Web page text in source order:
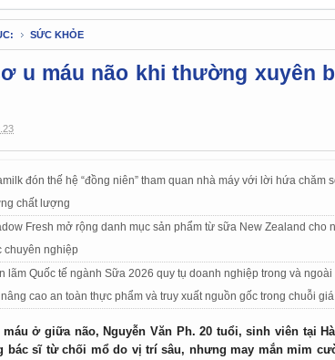
SỨC KHỎE
u máu não khi thường xuyên
đón thế hệ “đồng niên” tham quan nhà máy với lời hứa chăm
chất lượng
Fresh mở rộng danh mục sản phẩm từ sữa New Zealand cho
chuyên nghiệp
lãm Quốc tế ngành Sữa 2026 quy tụ doanh nghiệp trong và
cao an toàn thực phẩm và truy xuất nguồn gốc trong chuỗi giá
ở giữa não, Nguyễn Văn Ph. 20 tuổi, sinh viên tại
bác sĩ từ chối mổ do vị trí sâu, nhưng may mắn mỉm